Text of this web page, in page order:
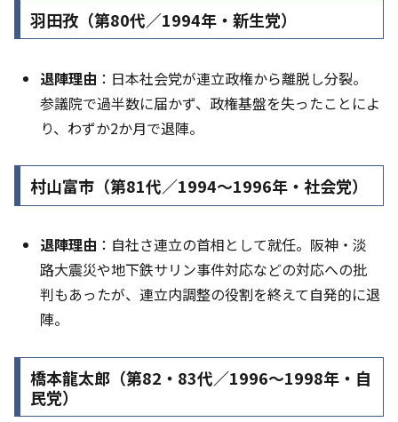
羽田孜（第80代／1994年・新生党）
退陣理由 ：日本社会党が連立政権から離脱し分裂。
参議院で過半数に届かず、政権基盤を失ったことによ
り、わずか2か月で退陣。
村山富市（第81代／1994〜1996年・社会党）
退陣理由 ：自社さ連立の首相として就任。阪神・淡
路大震災や地下鉄サリン事件対応などの対応への批
判もあったが、連立内調整の役割を終えて自発的に退
陣。
橋本龍太郎（第82・83代／1996〜1998年・自
民党）